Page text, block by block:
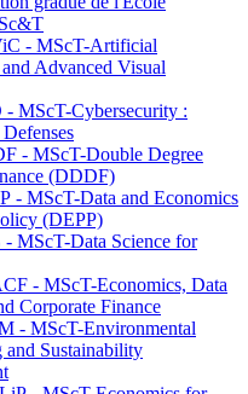
- MScT-Artificial
Advanced Visual
MScT-Cybersecurity :
- MScT-Double Degree
(DDDF)
- MScT-Data and Economics
(DEPP)
MScT-Data Science for
- MScT-Economics, Data
Corporate Finance
- MScT-Environmental
and Sustainability